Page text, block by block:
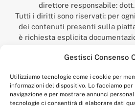
Gestisci Consenso
Utilizziamo tecnologie come i cookie per
informazioni del dispositivo. Lo facciamo
navigazione e per mostrare annunci
tecnologie ci consentirà di elaborare dati
direttore responsabile:
Tutti i diritti sono riservati: per
dei contenuti presenti sulla
è richiesta esplicita
“Anagnia” è un marchio registrato
Economico,
num. registrazione:
Per contatti: